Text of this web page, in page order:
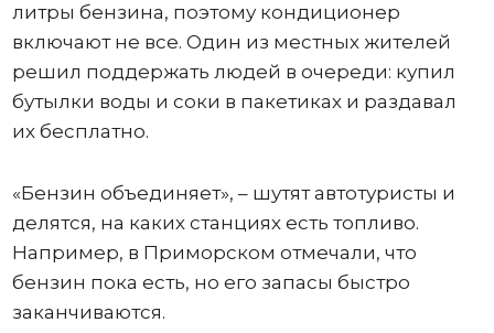
литры бензина, поэтому кондиционер
включают не все. Один из местных жителей
решил поддержать людей в очереди: купил
бутылки воды и соки в пакетиках и раздавал
их бесплатно.
«Бензин объединяет», – шутят автотуристы и
делятся, на каких станциях есть топливо.
Например, в Приморском отмечали, что
бензин пока есть, но его запасы быстро
заканчиваются.